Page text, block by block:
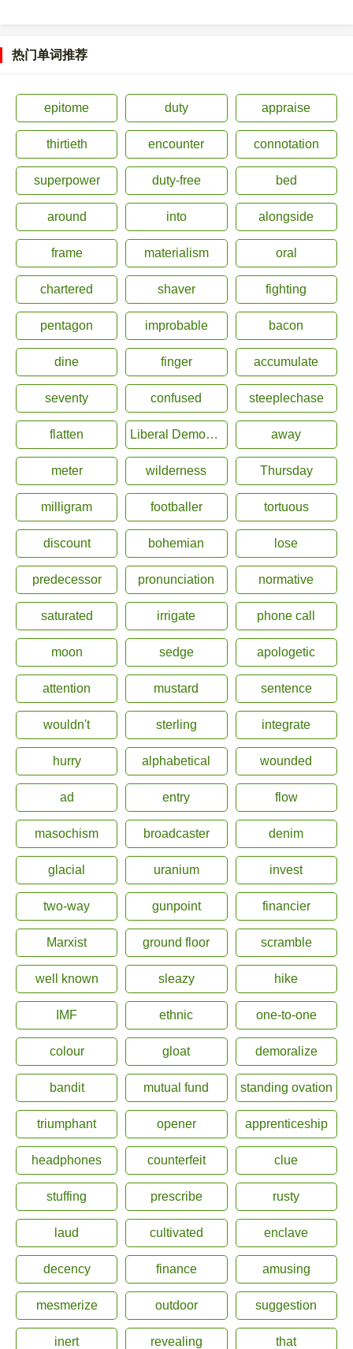
热门单词推荐
epitome duty appraise
thirtieth encounter connotation
superpower duty-free bed
around into alongside
frame materialism oral
chartered shaver fighting
pentagon improbable bacon
dine finger accumulate
seventy confused steeplechase
flatten Liberal Democrat away
meter wilderness Thursday
milligram footballer tortuous
discount bohemian lose
predecessor pronunciation normative
saturated irrigate phone call
moon sedge apologetic
attention mustard sentence
wouldn't sterling integrate
hurry alphabetical wounded
ad entry flow
masochism broadcaster denim
glacial uranium invest
two-way gunpoint financier
Marxist ground floor scramble
well known sleazy hike
IMF ethnic one-to-one
colour gloat demoralize
bandit mutual fund standing ovation
triumphant opener apprenticeship
headphones counterfeit clue
stuffing prescribe rusty
laud cultivated enclave
decency finance amusing
mesmerize outdoor suggestion
inert revealing that